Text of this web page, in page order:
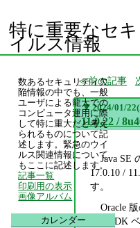
特に重要なセ
イルス情報
前の記事
▼ 2024/01/
11.0.22 /
Java SE
17.0.10 /
す。
Oracle
OpenJDK
数あるセキュリティ欠
陥情報の中でも、一般
ユーザによる龍大での
コンピュータ運用に際
して特に重大だと考え
られるものについて記
述します。緊急のウイ
ルス関連情報について
もここに記述します。
記事一覧
印刷用の表示
画像アルバム
カレンダー